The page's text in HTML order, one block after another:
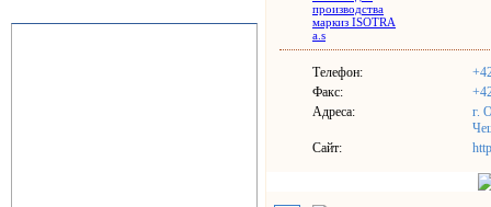
Телефон:
Факс:
Адреса:
г.
Сайт: